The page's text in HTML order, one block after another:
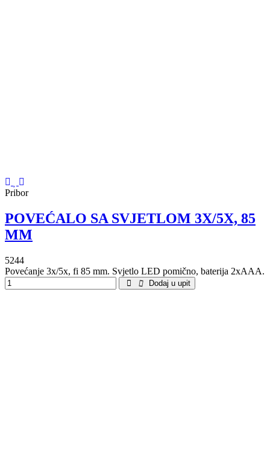
Pribor
POVEĆALO SA SVJETLOM 3X/5X, 85
MM
5244
Povećanje 3x/5x, fi 85 mm. Svjetlo LED pomično, baterija 2xAAA.
Dodaj u upit